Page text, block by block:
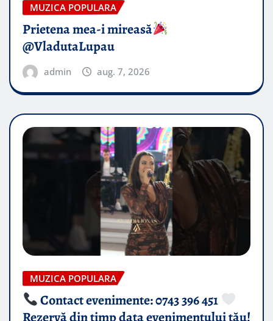
MUZICA POPULARA
Prietena mea-i mireasă​
@VladutaLupau
admin aug. 7, 2026
MUZICA POPULARA
Contact evenimente: 0743 396 451